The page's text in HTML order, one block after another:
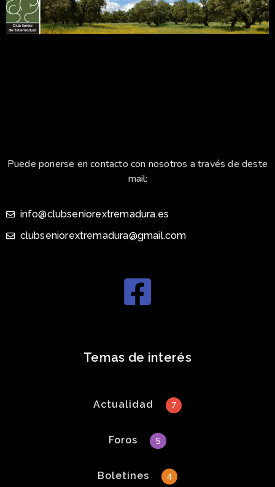
Puede ponerse en contacto con nosotros a través de deste
mail:
info@clubseniorextremadura.es
clubseniorextremadura@gmail.com
Temas de interés
Actualidad 7
Foros 5
Boletines 4